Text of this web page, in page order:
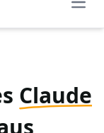
Claude